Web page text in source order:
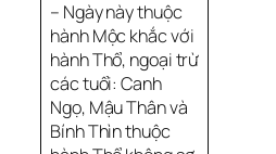
– Ngày này thuộc
hành Mộc khắc với
hành Thổ, ngoại trừ
các tuổi: Canh
Ngọ, Mậu Thân và
Bính Thìn thuộc